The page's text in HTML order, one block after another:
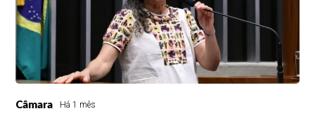
Câmara Há 1 mês